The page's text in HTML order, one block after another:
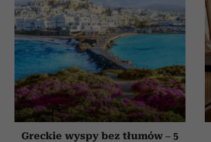
Greckie wyspy bez tłumów – 5